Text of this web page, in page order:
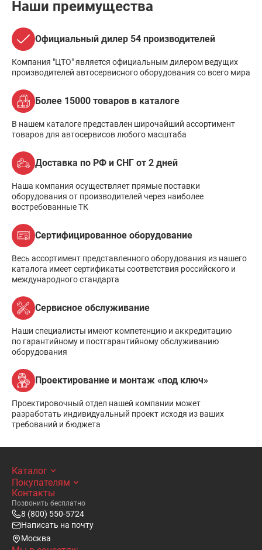
Наши преимущества
Официальный дилер 54 производителей
Компания "ЦТО" является официальным дилером ведущих
производителей автосервисного оборудования со всего мира
Более 15000 товаров в каталоге
В нашем каталоге представлен широчайший ассортимент
товаров для автосервисов любого масштаба
Доставка по РФ и СНГ от 2 дней
Наша компания осуществляет прямые поставки
оборудования от производителей через наиболее
востребованные ТК
Сертифицированное оборудование
Весь ассортимент представленного оборудования из нашего
каталога имеет сертификаты соответствия российского и
международного стандарта
Сервисное обслуживание
Наши специалисты имеют компетенцию и аккредитацию
по гарантийному и постгарантийному обслуживанию
оборудования
Проектирование и монтаж «под ключ»
Проектировочный отдел нашей компании может
разработать индивидуальный проект исходя из ваших
требований и бюджета
Каталог
Покупателям
Контакты
Позвонить бесплатно
8 (800) 550-5724
Написать на почту
Москва